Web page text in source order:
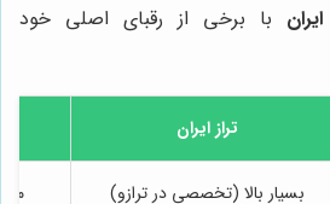
با برخی از رقبای اصلی خود
تراز ایران
بسیار بالا (تخصصی در ترازو)